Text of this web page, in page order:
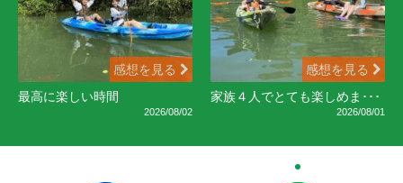
感想を見る
最高に楽しい時間
2026/08/02
感想を見る
家族４人でとても楽しめま･･･
2026/08/01